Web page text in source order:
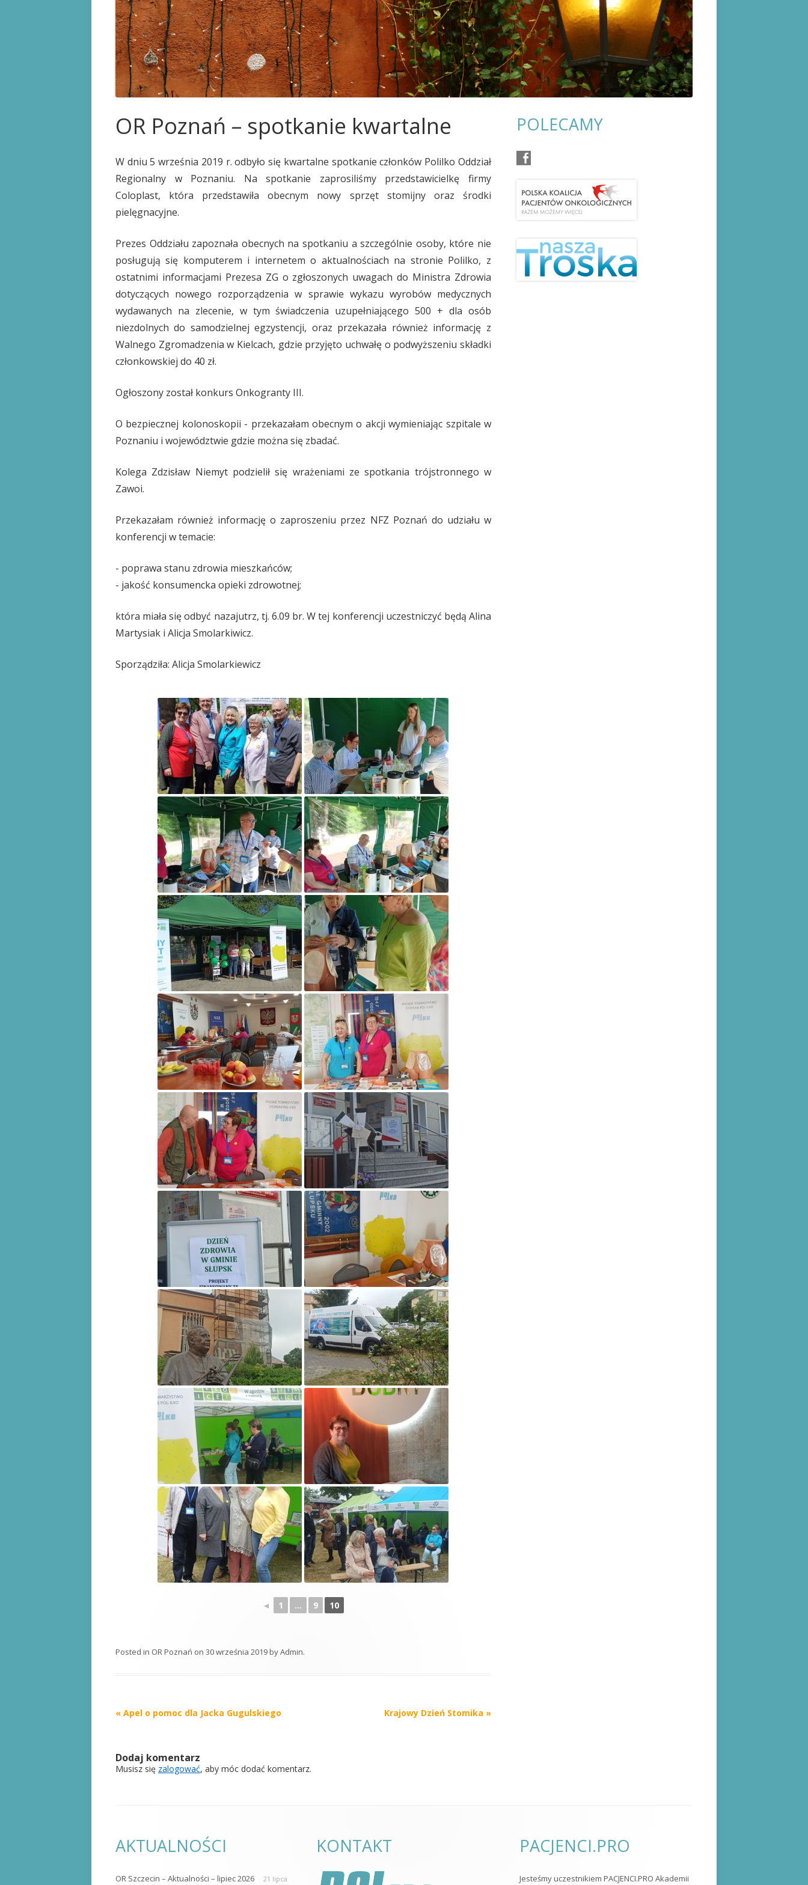
KARTA STOMIKA
PRAWA PACJENTA
PRZYDATNE LINKI
POŻEGNANIA OR KRAKÓW
OR KOSZALIN
OR LUBLIN
OR OSTROWIEC ŚWIĘTOKRZYSKI
OR RZESZÓW
OR SŁUPSK
OR SZCZECIN
OR TORUŃ
OR WŁOCŁAWEK
OR Poznań – spotkanie kwartalne
W dniu 5 września 2019 r. odbyło się kwartalne spotkanie członków Polilko Oddział
Regionalny w Poznaniu. Na spotkanie zaprosiliśmy przedstawicielkę firmy
Coloplast, która przedstawiła obecnym nowy sprzęt stomijny oraz środki
pielęgnacyjne.
Prezes Oddziału zapoznała obecnych na spotkaniu a szczególnie osoby, które nie
posługują się komputerem i internetem o aktualnościach na stronie Polilko, z
ostatnimi informacjami Prezesa ZG o zgłoszonych uwagach do Ministra Zdrowia
dotyczących nowego rozporządzenia w sprawie wykazu wyrobów medycznych
wydawanych na zlecenie, w tym świadczenia uzupełniającego 500 + dla osób
niezdolnych do samodzielnej egzystencji, oraz przekazała również informację z
Walnego Zgromadzenia w Kielcach, gdzie przyjęto uchwałę o podwyższeniu składki
członkowskiej do 40 zł.
Ogłoszony został konkurs Onkogranty III.
O bezpiecznej kolonoskopii - przekazałam obecnym o akcji wymieniając szpitale w
Poznaniu i województwie gdzie można się zbadać.
Kolega Zdzisław Niemyt podzielił się wrażeniami ze spotkania trójstronnego w
Zawoi.
Przekazałam również informację o zaproszeniu przez NFZ Poznań do udziału w
konferencji w temacie:
- poprawa stanu zdrowia mieszkańców;
- jakość konsumencka opieki zdrowotnej;
która miała się odbyć nazajutrz, tj. 6.09 br. W tej konferencji uczestniczyć będą Alina
Martysiak i Alicja Smolarkiwicz.
Sporządziła: Alicja Smolarkiewicz
◄ 1 ... 9 10
Posted in OR Poznań on 30 września 2019byAdmin.
Post
« Apel o pomoc dla Jacka Gugulskiego Krajowy Dzień Stomika »
Dodaj komentarz
Musisz się zalogować, aby móc dodać komentarz.
POLECAMY
AKTUALNOŚCI
OR Szczecin – Aktualności – lipiec 2026 21 lipca
KONTAKT PACJENCI.PRO
Jesteśmy uczestnikiem PACJENCI.PRO Akademii